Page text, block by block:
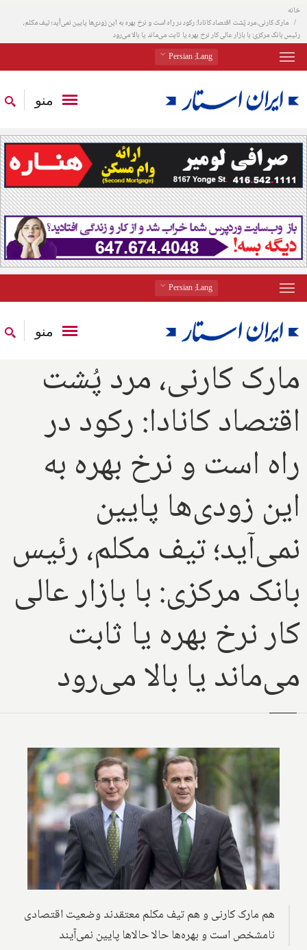
خانه
مارک کارنی، مرد پُشت اقتصاد کانادا: رکود در راه است و نرخ بهره به این زودی‌ها پایین نمی‌آید؛ تیف مکلم،
رئیس بانک مرکزی: با بازار عالی کار نرخ بهره یا ثابت می‌ماند یا بالا می‌رود
Lang
: Persian
منو
Lang
: Persian
منو
مارک کارنی، مرد پُشت
اقتصاد کانادا: رکود در
راه است و نرخ بهره به
این زودی‌ها پایین
نمی‌آید؛ تیف مکلم، رئیس
بانک مرکزی: با بازار عالی
کار نرخ بهره یا ثابت
می‌ماند یا بالا می‌رود
هم مارک کارنی و هم تیف مکلم معتقدند وضعیت اقتصادی
نامشخص است و بهره‌ها حالا حالاها پایین نمی‌آیند